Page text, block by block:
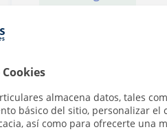
almacena datos, tales
básico del sitio, personalizar el
así como para ofrecerte una